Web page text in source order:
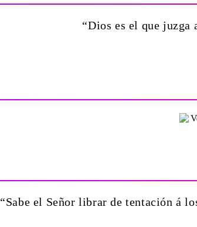
“Dios es el que
“Sabe el Señor librar de tentación á